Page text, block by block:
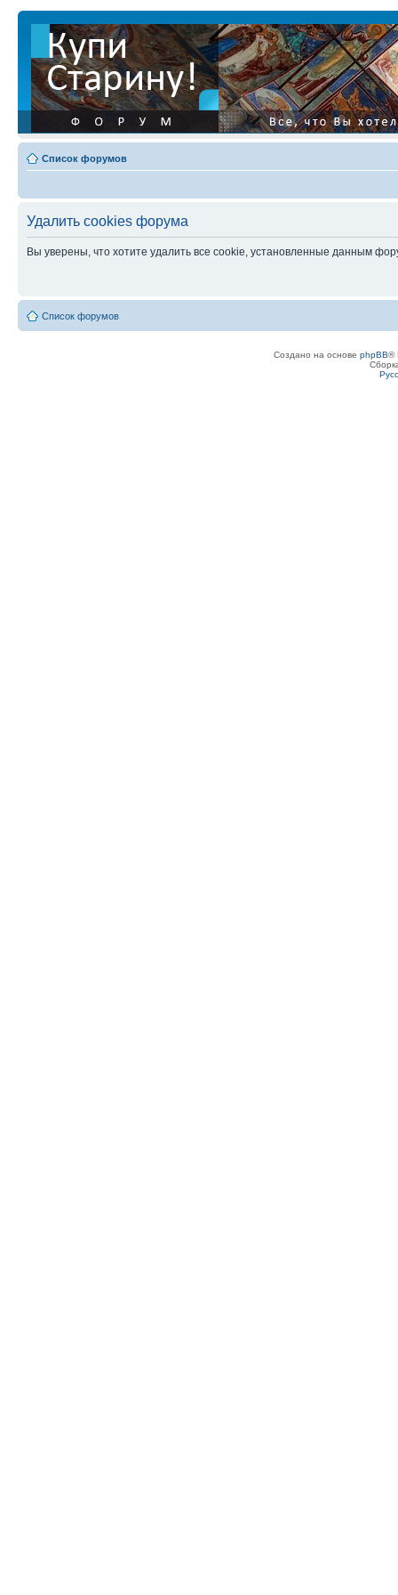
Список форумов
Удалить cookies форума
Вы уверены, что хотите удалить все cookie, установленные данным
Список форумов
Создано на основе phpBB®